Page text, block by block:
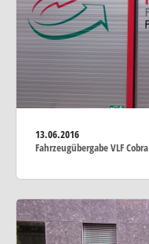
13.06.2016
Fahrzeugübergabe VLF Cobra